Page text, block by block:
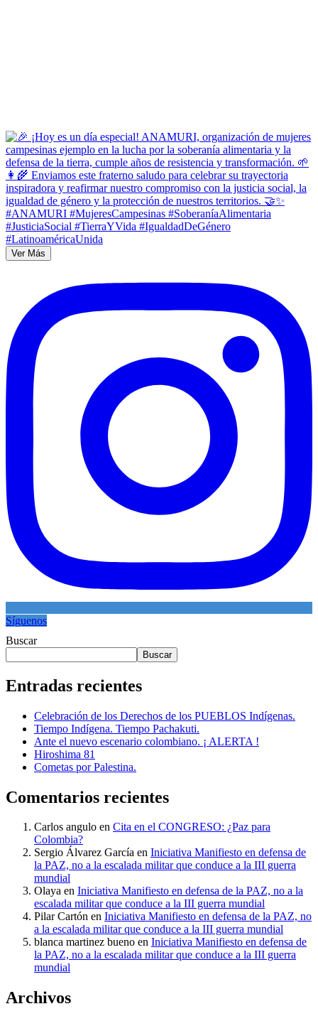
Ver Más
Síguenos
Buscar
Buscar
Entradas recientes
Celebración de los Derechos de los PUEBLOS Indígenas.
Tiempo Indígena. Tiempo Pachakuti.
Ante el nuevo escenario colombiano. ¡ ALERTA !
Hiroshima 81
Cometas por Palestina.
Comentarios recientes
Carlos angulo en Cita en el CONGRESO: ¿Paz para
Colombia?
Sergio Álvarez García en Iniciativa Manifiesto en defensa de
la PAZ, no a la escalada militar que conduce a la III guerra
mundial
Olaya en Iniciativa Manifiesto en defensa de la PAZ, no a la
escalada militar que conduce a la III guerra mundial
Pilar Cartón en Iniciativa Manifiesto en defensa de la PAZ, no
a la escalada militar que conduce a la III guerra mundial
blanca martinez bueno en Iniciativa Manifiesto en defensa de
la PAZ, no a la escalada militar que conduce a la III guerra
mundial
Archivos